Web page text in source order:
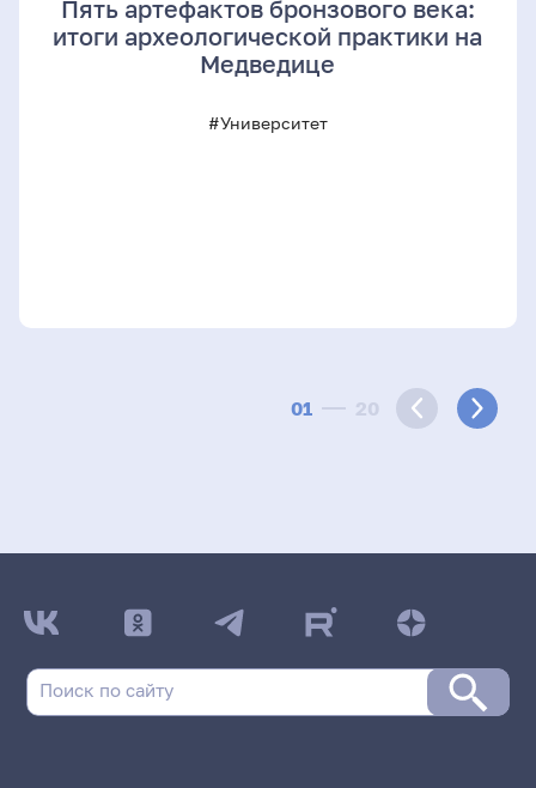
01 20
Пять артефактов бронзового века:
итоги археологической практики на
Медведице
#Университет